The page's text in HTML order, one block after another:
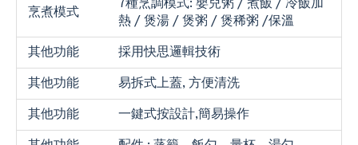
烹煮模式
7種烹調模式: 嬰兒粥 / 煮飯 / 冷飯加
熱 / 煲湯 / 煲粥 / 煲稀粥 /保溫
其他功能
採用快思邏輯技術
其他功能
易拆式上蓋, 方便清洗
其他功能
一鍵式按設計,簡易操作